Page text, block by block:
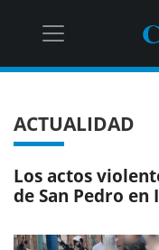
ACTUALIDAD
Los actos
de San Pedro en